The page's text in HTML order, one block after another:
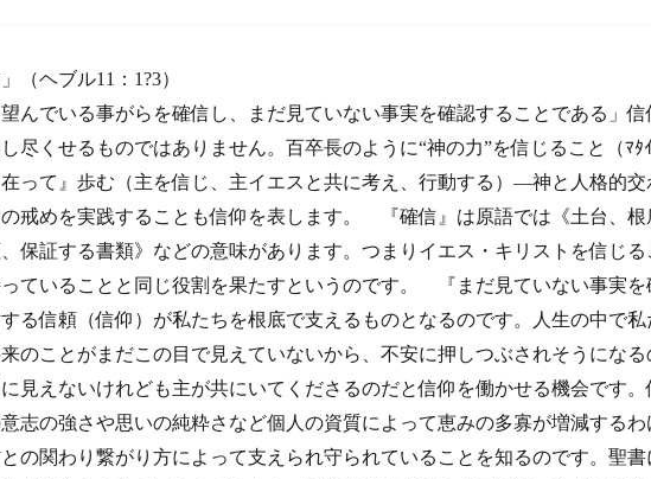
（ヘブル11：1?3）
望んでいる事がらを確信し、まだ見ていない事実を確認することである」
尽くせるものではありません。百卒長のように“神の力”を信じること（ﾏﾀ
在って』歩む（主を信じ、主イエスと共に考え、行動する）―神と人格的
戒めを実践することも信仰を表します。 『確信』は原語では《土台、
保証する書類》などの意味があります。つまりイエス・キリストを信じ
ていることと同じ役割を果たすというのです。 『まだ見ていない事実
る信頼（信仰）が私たちを根底で支えるものとなるのです。人生の中で
のことがまだこの目で見えていないから、不安に押しつぶされそうにな
見えないけれども主が共にいてくださるのだと信仰を働かせる機会です
志の強さや思いの純粋さなど個人の資質によって恵みの多寡が増減する
の関わり繋がり方によって支えられ守られていることを知るのです。聖